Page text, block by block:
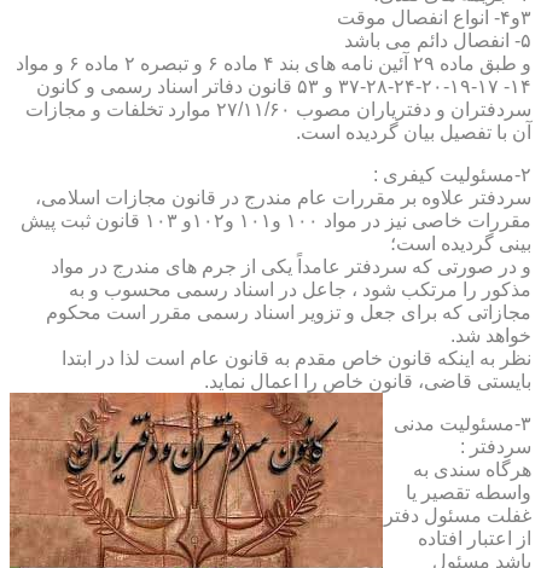
۳و۴- انواع انفصال موقت
۵- انفصال دائم می باشد
و طبق ماده ۲۹ آئین نامه های بند ۴ ماده ۶ و تبصره ۲ ماده ۶ و مواد
۱۴- ۱۷-۱۹-۲۰-۲۴-۲۸-۳۷ و ۵۳ قانون دفاتر اسناد رسمی و کانون
سردفتران و دفتریاران مصوب ۲۷/۱۱/۶۰ موارد تخلفات و مجازات
آن با تفصیل بیان گردیده است.
۲-مسئولیت کیفری :
سردفتر علاوه بر مقررات عام مندرج در قانون مجازات اسلامی،
مقررات خاصی نیز در مواد ۱۰۰ و۱۰۱ و۱۰۲و ۱۰۳ قانون ثبت پیش
بینی گردیده است؛
و در صورتی که سردفتر عامداً یکی از جرم های مندرج در مواد
مذکور را مرتکب شود ، جاعل در اسناد رسمی محسوب و به
مجازاتی که برای جعل و تزویر اسناد رسمی مقرر است محکوم
خواهد شد.
نظر به اینکه قانون خاص مقدم به قانون عام است لذا در ابتدا
بایستی قاضی، قانون خاص را اعمال نماید.
۳-مسئولیت مدنی
سردفتر :
هرگاه سندی به
واسطه تقصیر یا
غفلت مسئول دفتر
از اعتبار افتاده
باشد مسئول